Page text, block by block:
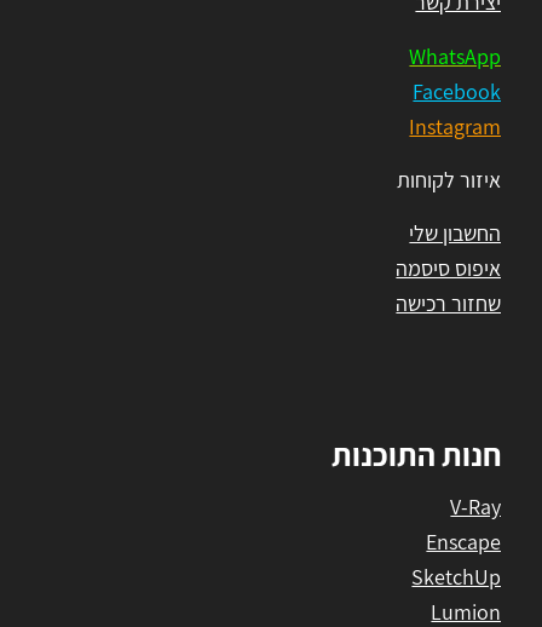
WhatsApp
Facebook
Instagram
איזור לקוחות
החשבון שלי
איפוס סיסמה
שחזור רכישה
חנות התוכנות
V-Ray
Enscape
SketchUp
Lumion